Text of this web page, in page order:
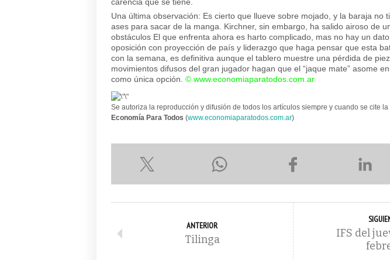
Una última observación: Es cierto que llueve sobre mojado, y la baraja no
ases para sacar de la manga. Kirchner, sin embargo, ha salido airoso de
obstáculos El que enfrenta ahora es harto complicado, mas no hay un
oposición con proyección de país y liderazgo que haga pensar que esta
con la semana, es definitiva aunque el tablero muestre una pérdida de
movimientos difusos del gran jugador hagan que el “jaque mate” asome
como única opción. © www.economiaparatodos.com.ar
Se autoriza la reproducción y difusión de todos los artículos siempre y cuando se cite
Economía Para Todos (www.economiaparatodos.com.ar)
ANTERIOR
Tilinga
IFS del